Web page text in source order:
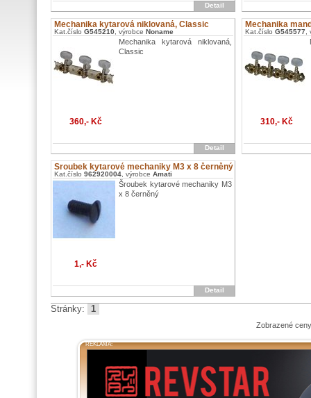
Detail
Mechanika kytarová niklovaná, Classic
Kat.číslo G545210 , výrobce Noname
Mechanika kytarová niklovaná,
Classic
360,- Kč
Detail
Mechanika
Kat.číslo G545577
310,- Kč
Šroubek kytarové mechaniky M3 x 8 černěný
Kat.číslo 962920004 , výrobce Amati
Šroubek kytarové mechaniky M3
x 8 černěný
1,- Kč
Detail
Stránky: 1
Zobrazené
REKLAMA: